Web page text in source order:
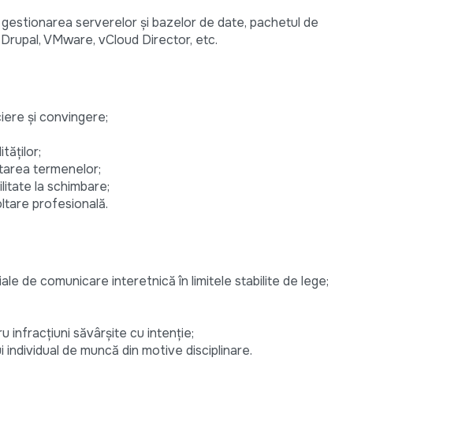
serverelor și bazelor de date, pachetul de
VMware, vCloud Director, etc.
și convingere;
termenelor;
la schimbare;
profesională.
de comunicare interetnică în limitele stabilite de lege;
infracțiuni săvârșite cu intenție;
de muncă din motive disciplinare.